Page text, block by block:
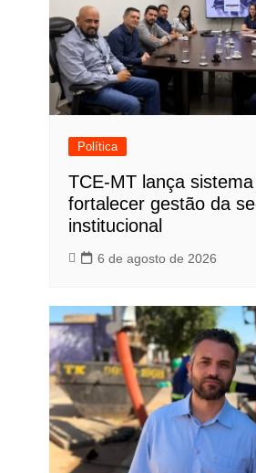
Política
TCE-MT lança
fortalecer gestão da
institucional
6 de agosto de 2026